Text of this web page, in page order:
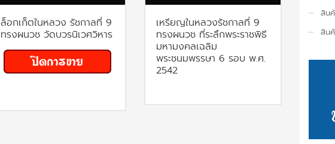
ล็อกเก็ตในหลวง รัชกาลที่ 9
ทรงผนวช วัดบวรนิเวศวิหาร
เหรียญในหลวงรัชกาลที่ 9
ทรงผนวช ที่ระลึกพระราชพิธี
มหามงคลเฉลิม
พระชนมพรรษา 6 รอบ พ.ศ.
2542
สินค้
สิน